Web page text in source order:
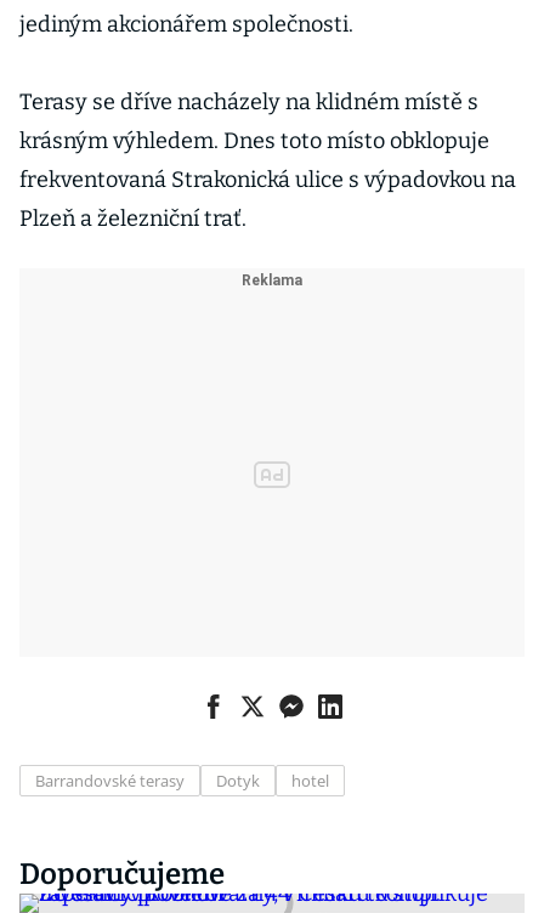
jediným akcionářem společnosti.
Terasy se dříve nacházely na klidném místě s
krásným výhledem. Dnes toto místo obklopuje
frekventovaná Strakonická ulice s výpadovkou na
Plzeň a železniční trať.
Barrandovské terasy Dotyk hotel
Doporučujeme